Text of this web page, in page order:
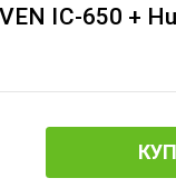
IC-650 +